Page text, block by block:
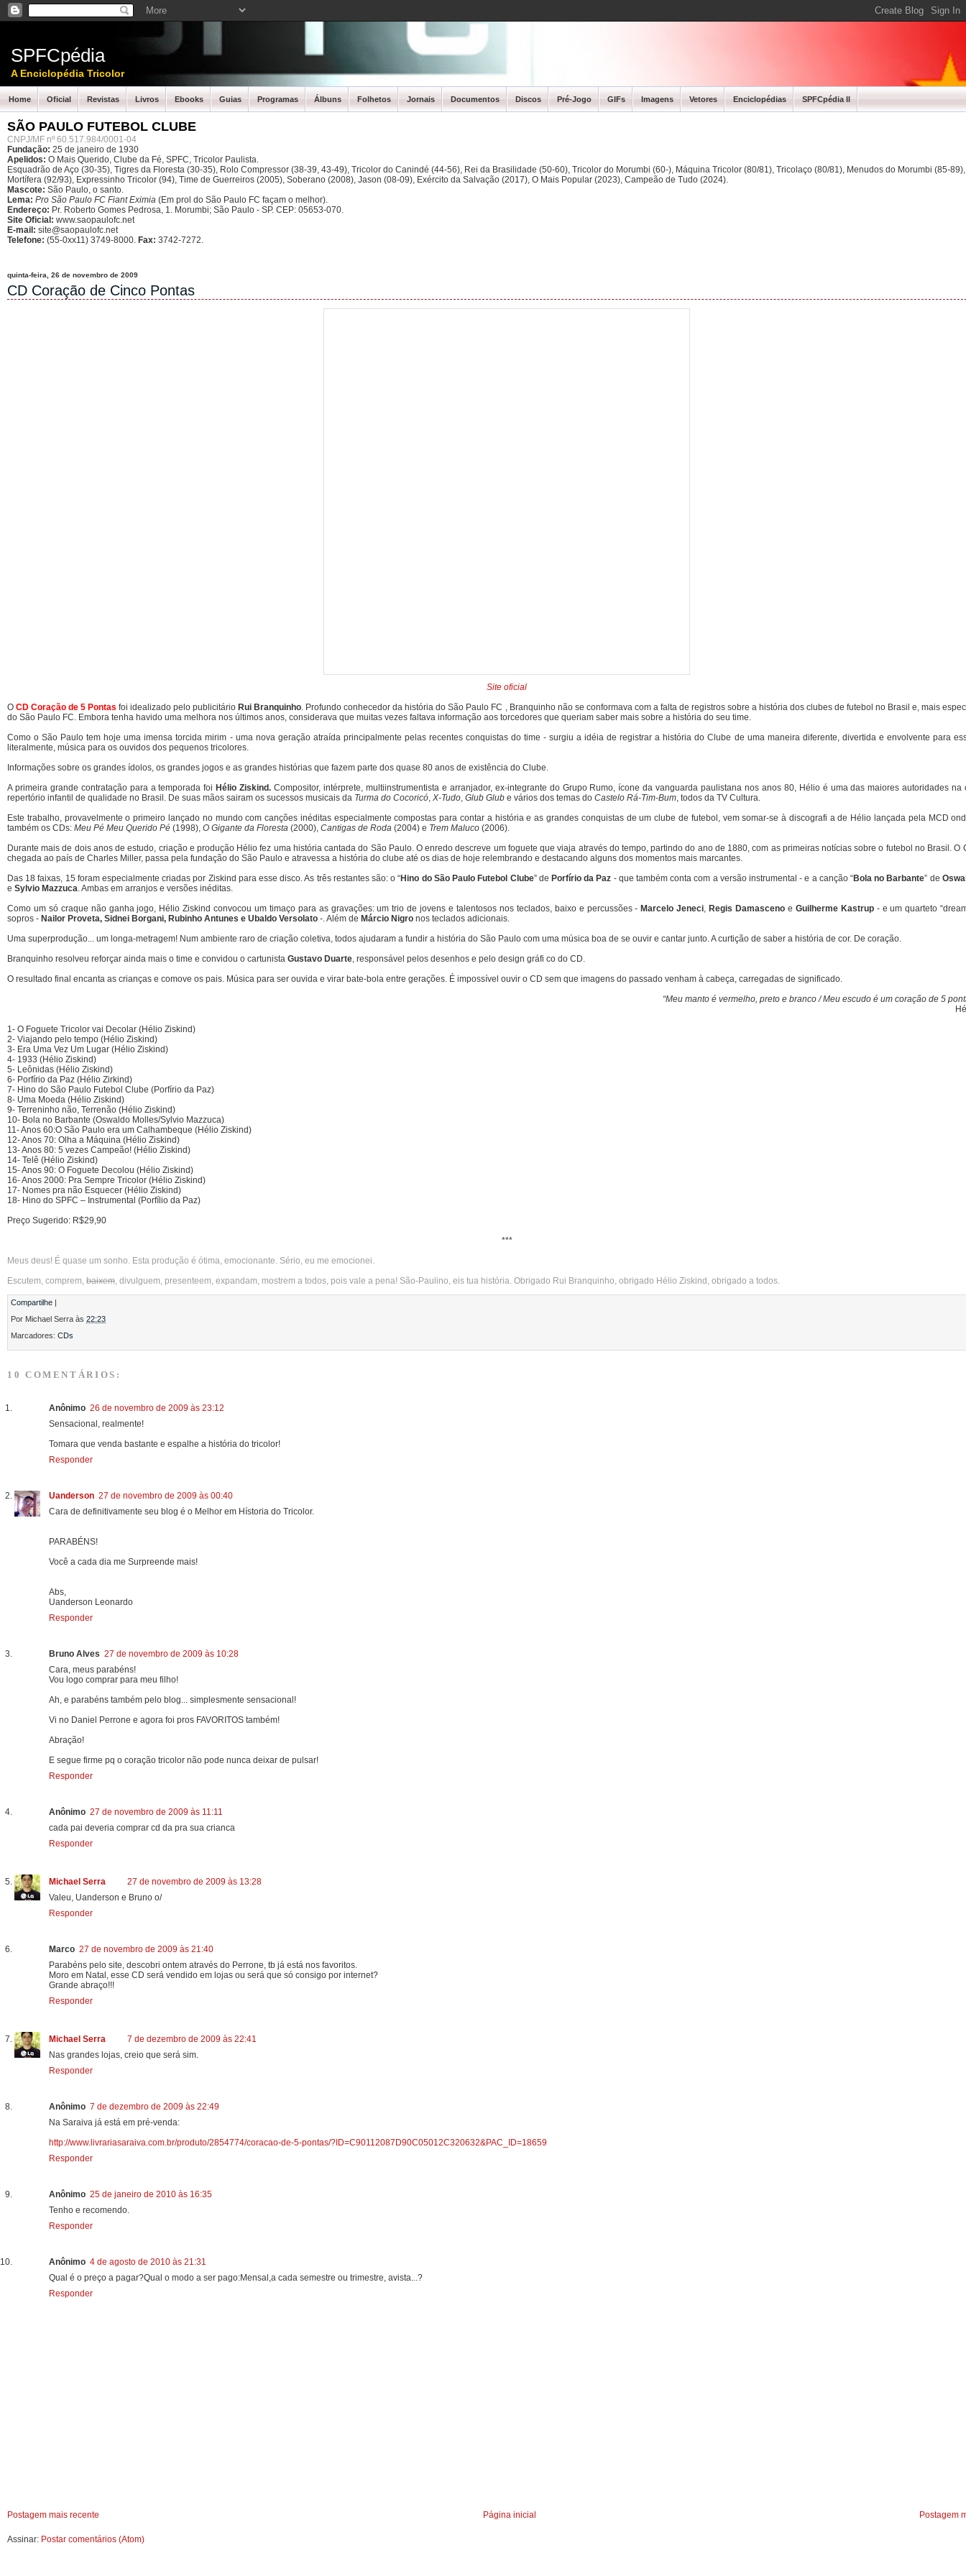
SPFCpédia
A Enciclopédia Tricolor
Home Oficial Revistas Livros Ebooks Guias Programas Álbuns Folhetos Jornais Documentos Discos Pré-Jogo GIFs Imagens Vetores Enciclopédias SPFCpédia II
SÃO PAULO FUTEBOL CLUBE
CNPJ/MF nº 60.517.984/0001-04
Fundação: 25 de janeiro de 1930
Apelidos: O Mais Querido, Clube da Fé, SPFC, Tricolor Paulista.
Esquadrão de Aço (30-35), Tigres da Floresta (30-35), Rolo Compressor (38-39, 43-49), Tricolor do Canindé (44-56), Rei da Brasilidade (50-60), Tricolor do Morumbi (60-), Máquina Tricolor (80/81), Tricolaço (80/81), Menudos do Morumbi (85-
Mortífera (92/93), Expressinho Tricolor (94), Time de Guerreiros (2005), Soberano (2008), Jason (08-09), Exército da Salvação (2017), O Mais Popular (2023), Campeão de Tudo (2024).
Mascote: São Paulo, o santo.
Lema: Pro São Paulo FC Fiant Eximia (Em prol do São Paulo FC façam o melhor).
Endereço: Pr. Roberto Gomes Pedrosa, 1. Morumbi; São Paulo - SP. CEP: 05653-070.
Site Oficial: www.saopaulofc.net
E-mail: site@saopaulofc.net
Telefone: (55-0xx11) 3749-8000. Fax: 3742-7272.
quinta-feira, 26 de novembro de 2009
CD Coração de Cinco Pontas
Site oficial
OCD Coração de 5 Pontas foi idealizado pelo publicitário Rui Branquinho. Profundo conhecedor da história do São Paulo FC , Branquinho não se conformava com a falta de registros sobre a história dos clubes de futebol no Brasil e, mais
do São Paulo FC. Embora tenha havido uma melhora nos últimos anos, considerava que muitas vezes faltava informação aos torcedores que queriam saber mais sobre a história do seu time.
Como o São Paulo tem hoje uma imensa torcida mirim - uma nova geração atraída principalmente pelas recentes conquistas do time - surgiu a idéia de registrar a história do Clube de uma maneira diferente, divertida e envolvente para
literalmente, música para os ouvidos dos pequenos tricolores.
Informações sobre os grandes ídolos, os grandes jogos e as grandes histórias que fazem parte dos quase 80 anos de existência do Clube.
A primeira grande contratação para a temporada foi Hélio Ziskind. Compositor, intérprete, multiinstrumentista e arranjador, ex-integrante do Grupo Rumo, ícone da vanguarda paulistana nos anos 80, Hélio é uma das maiores autoridades na
repertório infantil de qualidade no Brasil. De suas mãos sairam os sucessos musicais da Turma do Cocoricó, X-Tudo, Glub Glub e vários dos temas do Castelo Rá-Tim-Bum, todos da TV Cultura.
Este trabalho, provavelmente o primeiro lançado no mundo com canções inéditas especialmente compostas para contar a história e as grandes conquistas de um clube de futebol, vem somar-se à discografi a de Hélio lançada pela MCD
também os CDs: Meu Pé Meu Querido Pé (1998), O Gigante da Floresta (2000), Cantigas de Roda (2004) e Trem Maluco (2006).
Durante mais de dois anos de estudo, criação e produção Hélio fez uma história cantada do São Paulo. O enredo descreve um foguete que viaja através do tempo, partindo do ano de 1880, com as primeiras notícias sobre o futebol no Brasil. O
chegada ao país de Charles Miller, passa pela fundação do São Paulo e atravessa a história do clube até os dias de hoje relembrando e destacando alguns dos momentos mais marcantes.
Das 18 faixas, 15 foram especialmente criadas por Ziskind para esse disco. As três restantes são: o “Hino do São Paulo Futebol Clube” de Porfírio da Paz - que também conta com a versão instrumental - e a canção “Bola no Barbante” de
e Sylvio Mazzuca. Ambas em arranjos e versões inéditas.
Como um só craque não ganha jogo, Hélio Ziskind convocou um timaço para as gravações: um trio de jovens e talentosos nos teclados, baixo e percussões - Marcelo Jeneci, Regis Damasceno e Guilherme Kastrup- e um quarteto
sopros - Nailor Proveta, Sidnei Borgani, Rubinho Antunes e Ubaldo Versolato -. Além de Márcio Nigro nos teclados adicionais.
Uma superprodução... um longa-metragem! Num ambiente raro de criação coletiva, todos ajudaram a fundir a história do São Paulo com uma música boa de se ouvir e cantar junto. A curtição de saber a história de cor. De coração.
Branquinho resolveu reforçar ainda mais o time e convidou o cartunista Gustavo Duarte, responsável pelos desenhos e pelo design gráfi co do CD.
O resultado final encanta as crianças e comove os pais. Música para ser ouvida e virar bate-bola entre gerações. É impossível ouvir o CD sem que imagens do passado venham à cabeça, carregadas de significado.
“Meu manto é vermelho, preto e branco / Meu escudo é um coração de 5
1- O Foguete Tricolor vai Decolar (Hélio Ziskind)
2- Viajando pelo tempo (Hélio Ziskind)
3- Era Uma Vez Um Lugar (Hélio Ziskind)
4- 1933 (Hélio Ziskind)
5- Leônidas (Hélio Ziskind)
6- Porfírio da Paz (Hélio Zirkind)
7- Hino do São Paulo Futebol Clube (Porfírio da Paz)
8- Uma Moeda (Hélio Ziskind)
9- Terreninho não, Terrenão (Hélio Ziskind)
10- Bola no Barbante (Oswaldo Molles/Sylvio Mazzuca)
11- Anos 60:O São Paulo era um Calhambeque (Hélio Ziskind)
12- Anos 70: Olha a Máquina (Hélio Ziskind)
13- Anos 80: 5 vezes Campeão! (Hélio Ziskind)
14- Telê (Hélio Ziskind)
15- Anos 90: O Foguete Decolou (Hélio Ziskind)
16- Anos 2000: Pra Sempre Tricolor (Hélio Ziskind)
17- Nomes pra não Esquecer (Hélio Ziskind)
18- Hino do SPFC – Instrumental (Porfílio da Paz)
Preço Sugerido: R$29,90
***
Meus deus! É quase um sonho. Esta produção é ótima, emocionante. Sério, eu me emocionei.
Escutem, comprem, baixem, divulguem, presenteem, expandam, mostrem a todos, pois vale a pena! São-Paulino, eis tua história. Obrigado Rui Branquinho, obrigado Hélio Ziskind, obrigado a todos.
Compartilhe |
Por Michael Serra às 22:23
Marcadores: CDs
10 COMENTÁRIOS:
Anônimo 26 de novembro de 2009 às 23:12
Sensacional, realmente!
Tomara que venda bastante e espalhe a história do tricolor!
Responder
Uanderson 27 de novembro de 2009 às 00:40
Cara de definitivamente seu blog é o Melhor em Hístoria do Tricolor.
PARABÉNS!
Você a cada dia me Surpreende mais!
Abs,
Uanderson Leonardo
Responder
Bruno Alves 27 de novembro de 2009 às 10:28
Cara, meus parabéns!
Vou logo comprar para meu filho!
Ah, e parabéns também pelo blog... simplesmente sensacional!
Vi no Daniel Perrone e agora foi pros FAVORITOS também!
Abração!
E segue firme pq o coração tricolor não pode nunca deixar de pulsar!
Responder
Anônimo 27 de novembro de 2009 às 11:11
cada pai deveria comprar cd da pra sua crianca
Responder
Michael Serra
27 de novembro de 2009 às 13:28
Valeu, Uanderson e Bruno o/
Responder
Marco 27 de novembro de 2009 às 21:40
Parabéns pelo site, descobri ontem através do Perrone, tb já está nos favoritos.
Moro em Natal, esse CD será vendido em lojas ou será que só consigo por internet?
Grande abraço!!!
Responder
Michael Serra
7 de dezembro de 2009 às 22:41
Nas grandes lojas, creio que será sim.
Responder
Anônimo 7 de dezembro de 2009 às 22:49
Na Saraiva já está em pré-venda:
http://www.livrariasaraiva.com.br/produto/2854774/coracao-de-5-pontas/?ID=C90112087D90C05012C320632&PAC_ID=18659
Responder
Anônimo 25 de janeiro de 2010 às 16:35
Tenho e recomendo.
Responder
Anônimo 4 de agosto de 2010 às 21:31
Qual é o preço a pagar?Qual o modo a ser pago:Mensal,a cada semestre ou trimestre, avista...?
Responder
Postagem mais recente Postagem
Página inicial
Assinar: Postar comentários (Atom)